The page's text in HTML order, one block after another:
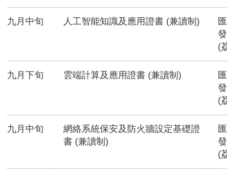
九月中旬 人工智能知識及應用證書 (兼讀制)
(
九月下旬 雲端計算及應用證書 (兼讀制)
(
九月中旬
網絡系統保安及防火牆設定基礎證
書 (兼讀制)
(